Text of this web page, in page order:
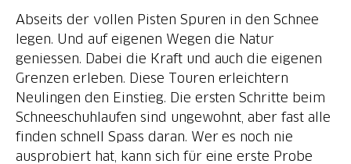
Abseits der vollen Pisten Spuren in den Schnee
legen. Und auf eigenen Wegen die Natur
geniessen. Dabei die Kraft und auch die eigenen
Grenzen erleben. Diese Touren erleichtern
Neulingen den Einstieg. Die ersten Schritte beim
Schneeschuhlaufen sind ungewohnt, aber fast alle
finden schnell Spass daran. Wer es noch nie
ausprobiert hat, kann sich für eine erste Probe